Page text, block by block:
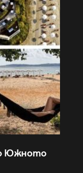
Южното